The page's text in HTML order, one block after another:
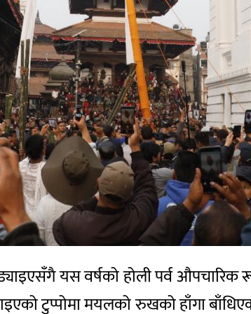
यस वर्षको होली पर्व
टुप्पोमा मयलको रुखको हाँगा